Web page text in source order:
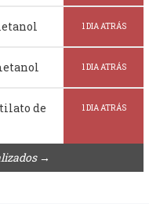
1 DIA ATRÁS
1 DIA ATRÁS
de
1 DIA ATRÁS
→